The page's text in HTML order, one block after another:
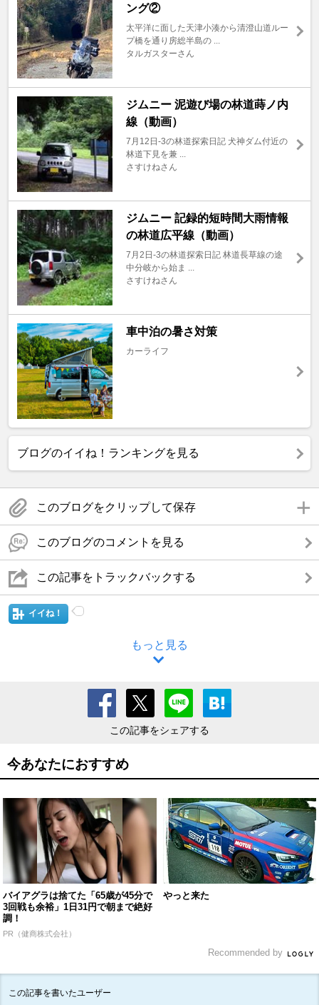
ング②
太平洋に面した天津小湊から清澄山道ルー
プ橋を通り房総半島の ...
タルガスターさん
ジムニー 泥遊び場の林道蒔ノ内
線（動画）
7月12日-3の林道探索日記 犬神ダム付近の
林道下見を兼 ...
さすけねさん
ジムニー 記録的短時間大雨情報
の林道広平線（動画）
7月2日-3の林道探索日記 林道長草線の途
中分岐から始ま ...
さすけねさん
車中泊の暑さ対策
カーライフ
ブログのイイね！ランキングを見る
このブログをクリップして保存
このブログのコメントを見る
この記事をトラックバックする
イイね！
もっと見る
この記事をシェアする
今あなたにおすすめ
バイアグラは捨てた「65歳が45分で
3回戦も余裕」1日31円で朝まで絶好
調！
PR（健商株式会社）
やっと来た
Recommended by
この記事を書いたユーザー